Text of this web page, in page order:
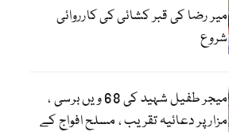
میر رضا کی قبر کشائی کی کارروائی
شروع
میجر طفیل شہید کی 68 ویں برسی ،
مزار پر دعائیہ تقریب ، مسلح افواج کے